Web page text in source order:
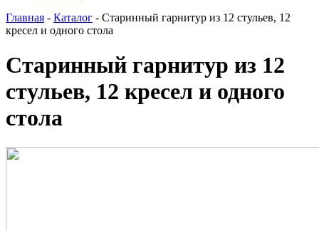
Главная - Каталог - Старинный гарнитур из 12 стульев, 12
кресел и одного стола
Старинный гарнитур из 12
стульев, 12 кресел и одного
стола